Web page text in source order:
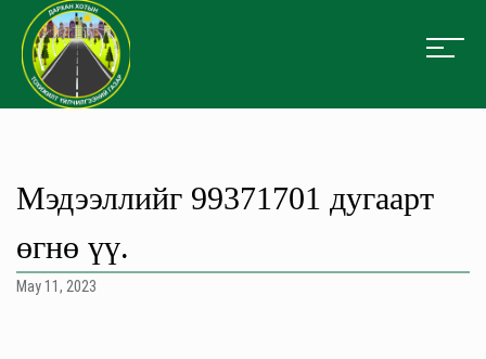
Мэдээллийг 99371701 дугаарт
өгнө үү.
May 11, 2023